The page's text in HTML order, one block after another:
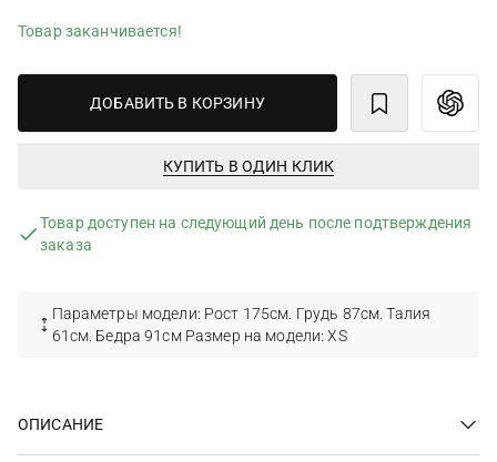
Товар заканчивается!
ДОБАВИТЬ В КОРЗИНУ
КУПИТЬ В ОДИН КЛИК
Товар доступен на следующий день после подтверждения
заказа
Параметры модели: Рост 175см. Грудь 87см. Талия
61см. Бедра 91см Размер на модели: XS
ОПИСАНИЕ